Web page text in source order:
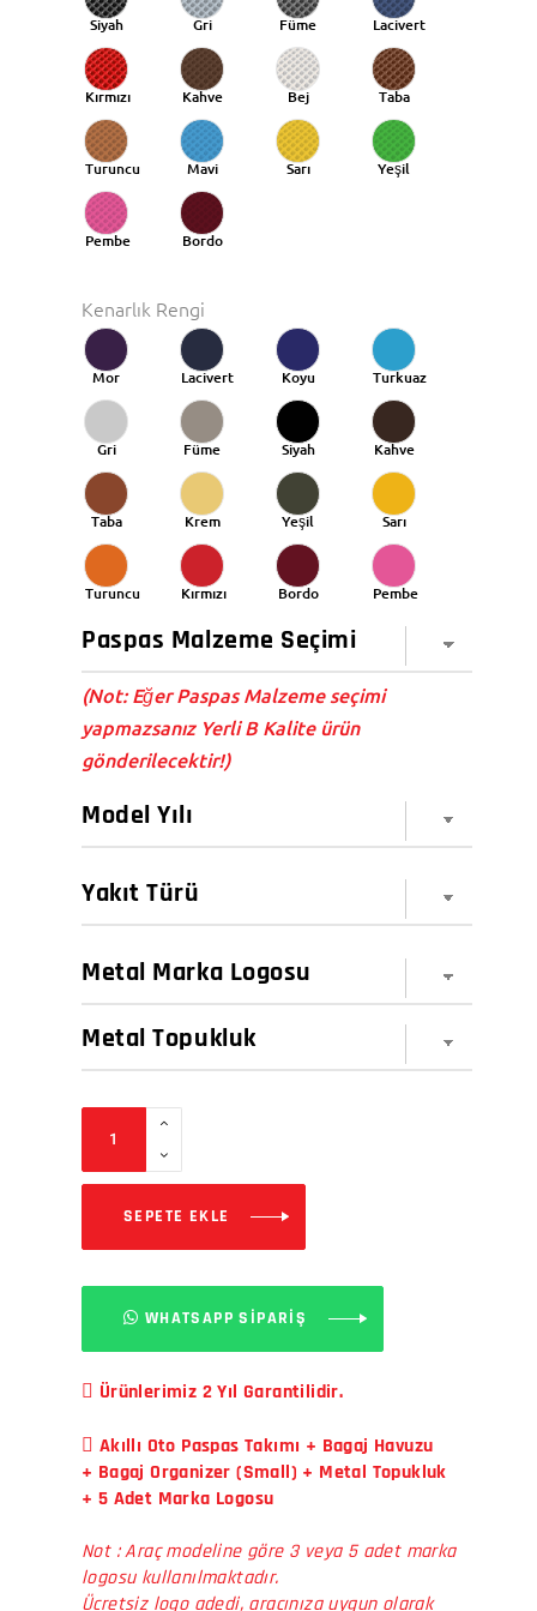
Siyah Gri Füme Lacivert
Kırmızı Kahve Bej Taba
Turuncu
Taba
Mavi Sarı Yeşil
Pembe Bordo
Kenarlık Rengi
Mor Lacivert
Koyu
Mavi
Turkuaz
Gri Füme Siyah Kahve
Taba Krem Yeşil Sarı
Turuncu Kırmızı Bordo Pembe
(Not: Eğer Paspas Malzeme seçimi
yapmazsanız Yerli B Kalite ürün
gönderilecektir!)
SEPETE EKLE
WHATSAPP SİPARİŞ
Ürünlerimiz 2 Yıl Garantilidir.
Akıllı Oto Paspas Takımı + Bagaj Havuzu
+ Bagaj Organizer (Small) + Metal Topukluk
+ 5 Adet Marka Logosu
Not : Araç modeline göre 3 veya 5 adet marka
logosu kullanılmaktadır.
Ücretsiz logo adedi, aracınıza uygun olarak